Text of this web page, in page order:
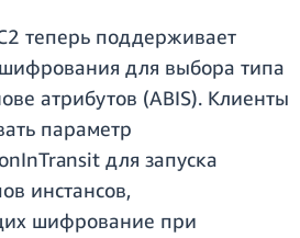
теперь поддерживает
для выбора типа
атрибутов (ABIS). Клиенты
параметр
для запуска
инстансов,
шифрование при